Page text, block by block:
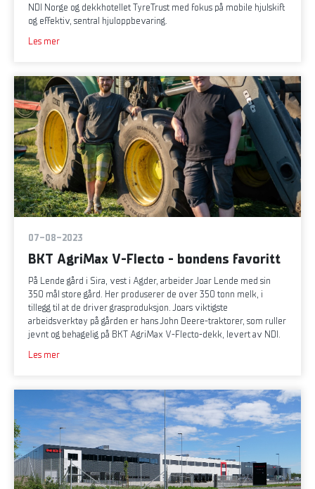
NDI Norge og dekkhotellet TyreTrust med fokus på mobile hjulskift
og effektiv, sentral hjuloppbevaring.
Les mer
07-08-2023
BKT AgriMax V-Flecto - bondens favoritt
På Lende gård i Sira, vest i Agder, arbeider Joar Lende med sin
350 mål store gård. Her produserer de over 350 tonn melk, i
tillegg til at de driver grasproduksjon. Joars viktigste
arbeidsverktøy på gården er hans John Deere-traktorer, som ruller
jevnt og behagelig på BKT AgriMax V-Flecto-dekk, levert av NDI.
Les mer